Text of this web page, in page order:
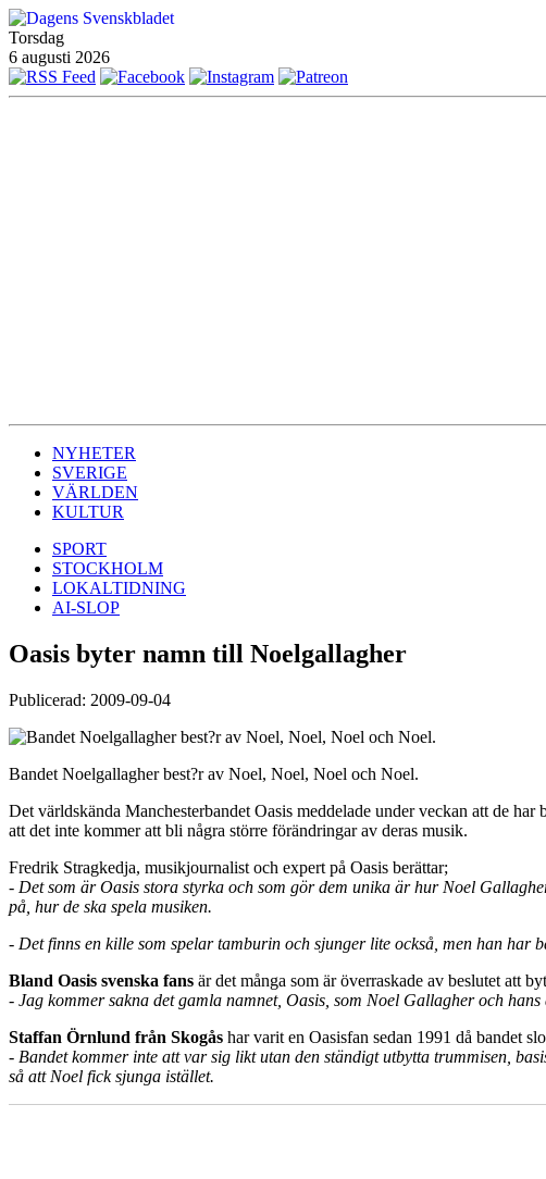
Torsdag
6 augusti 2026
NYHETER
SVERIGE
VÄRLDEN
KULTUR
SPORT
STOCKHOLM
LOKALTIDNING
AI-SLOP
Oasis byter namn till Noelgallagher
Publicerad: 2009-09-04
Bandet Noelgallagher best?r av Noel, Noel, Noel och Noel.
Det världskända Manchesterbandet Oasis meddelade under veckan att de har
att det inte kommer att bli några större förändringar av deras musik.
Fredrik Stragkedja, musikjournalist och expert på Oasis berättar;
- Det som är Oasis stora styrka och som gör dem unika är hur Noel
på, hur de ska spela musiken.
- Det finns en kille som spelar tamburin och sjunger lite också, men han har
Bland Oasis svenska fans är det många som är överraskade av beslutet att
- Jag kommer sakna det gamla namnet, Oasis, som Noel Gallagher och
Staffan Örnlund från Skogås har varit en Oasisfan sedan 1991 då bandet
- Bandet kommer inte att var sig likt utan den ständigt utbytta trummisen,
så att Noel fick sjunga istället.